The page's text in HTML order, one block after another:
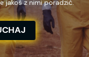
jakoś z nimi poradzić.